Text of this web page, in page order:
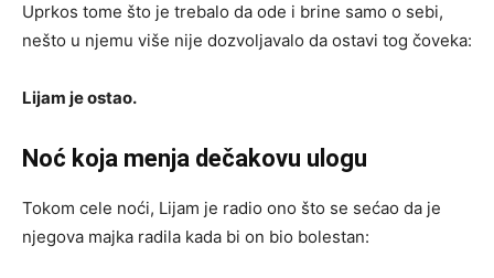
Uprkos tome što je trebalo da ode i brine samo o sebi,
nešto u njemu više nije dozvoljavalo da ostavi tog čoveka:
Lijam je ostao.
Noć koja menja dečakovu ulogu
Tokom cele noći, Lijam je radio ono što se sećao da je
njegova majka radila kada bi on bio bolestan: